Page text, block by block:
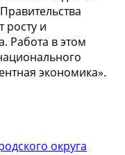
росту и
Работа в этом
экономика».
округа